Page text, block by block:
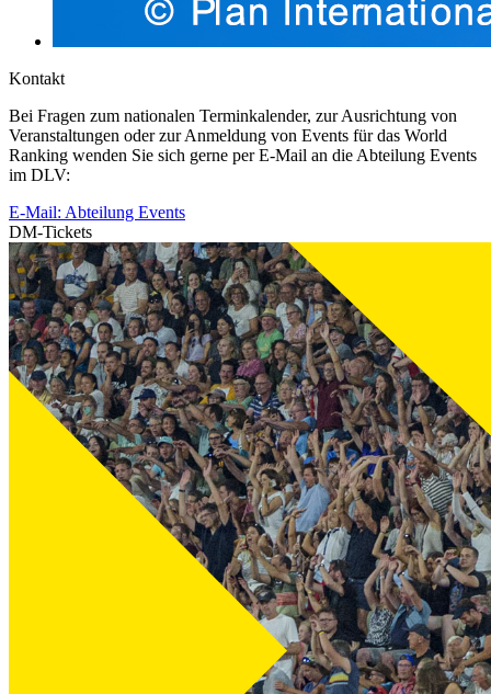
Kontakt
Bei Fragen zum nationalen Terminkalender, zur Ausrichtung von
Veranstaltungen oder zur Anmeldung von Events für das World
Ranking wenden Sie sich gerne per E-Mail an die Abteilung Events
im DLV:
E-Mail: Abteilung Events
DM-Tickets